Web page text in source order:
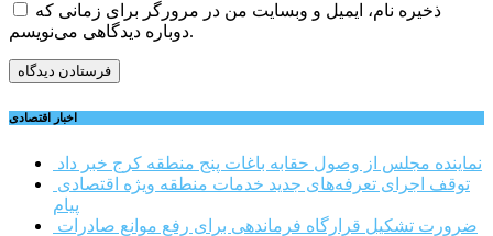
ذخیره نام، ایمیل و وبسایت من در مرورگر برای زمانی که
دوباره دیدگاهی می‌نویسم.
اخبار اقتصادی
نماینده مجلس از وصول حقابه باغات پنج منطقه کرج خبر داد
پیام